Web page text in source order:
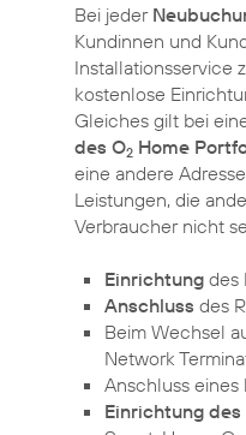
Bei jeder
Kundinnen und
Installationsservice
kostenlose
Gleiches gilt bei
des O2 Home
eine andere
Leistungen, die
Verbraucher nicht
Einrichtung des
Anschluss des
Beim Wechsel
Network
Anschluss
Einrichtung